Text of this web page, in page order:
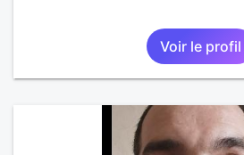
Voir le profil